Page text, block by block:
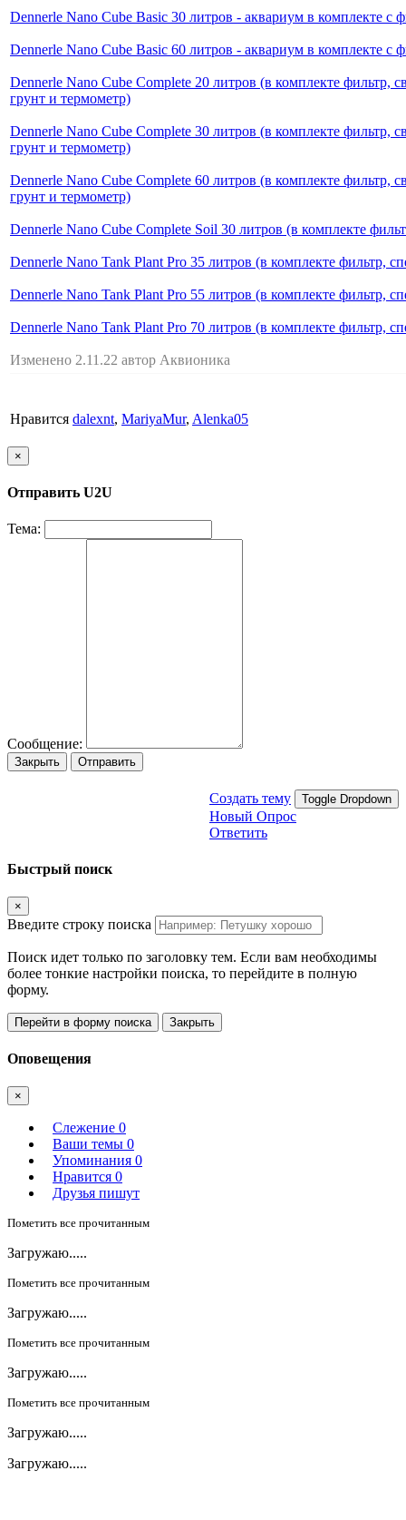
Dennerle Nano Cube Basic 30 литров - аквариум в комплекте с
Dennerle Nano Cube Basic 60 литров - аквариум в комплекте с
Dennerle Nano Cube Complete 20 литров (в комплекте фильтр,
грунт и термометр)
Dennerle Nano Cube Complete 30 литров (в комплекте фильтр,
грунт и термометр)
Dennerle Nano Cube Complete 60 литров (в комплекте фильтр,
грунт и термометр)
Dennerle Nano Cube Complete Soil 30 литров (в комплекте
Dennerle Nano Tank Plant Pro 35 литров (в комплекте фильтр,
Dennerle Nano Tank Plant Pro 55 литров (в комплекте фильтр,
Dennerle Nano Tank Plant Pro 70 литров (в комплекте фильтр,
Изменено 2.11.22 автор Аквионика
Нравится dalexnt, MariyaMur, Alenka05
×
Отправить U2U
Тема:
Сообщение:
Закрыть Отправить
Создать тему Toggle Dropdown
Новый Опрос
Ответить
Быстрый поиск
×
Введите строку поиска
Поиск идет только по заголовку тем. Если вам необходимы
более тонкие настройки поиска, то перейдите в полную
форму.
Перейти в форму поиска Закрыть
Оповещения
×
Слежение 0
Ваши темы 0
Упоминания 0
Нравится 0
Друзья пишут
Пометить все прочитанным
Загружаю.....
Пометить все прочитанным
Загружаю.....
Пометить все прочитанным
Загружаю.....
Пометить все прочитанным
Загружаю.....
Загружаю.....